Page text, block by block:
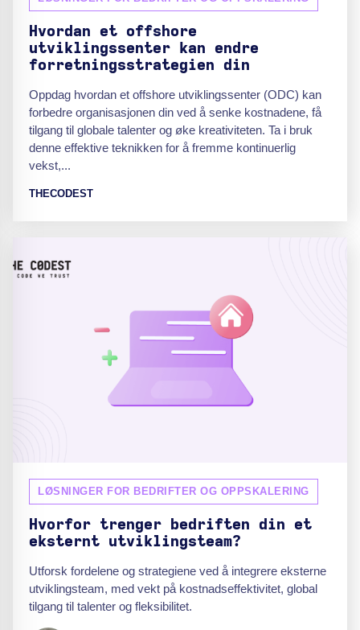
Hvordan et offshore
utviklingssenter kan endre
forretningsstrategien din
Oppdag hvordan et offshore utviklingssenter (ODC) kan
forbedre organisasjonen din ved å senke kostnadene, få
tilgang til globale talenter og øke kreativiteten. Ta i bruk
denne effektive teknikken for å fremme kontinuerlig
vekst,...
THECODEST
LØSNINGER FOR BEDRIFTER OG OPPSKALERING
Hvorfor trenger bedriften din et
eksternt utviklingsteam?
Utforsk fordelene og strategiene ved å integrere eksterne
utviklingsteam, med vekt på kostnadseffektivitet, global
tilgang til talenter og fleksibilitet.